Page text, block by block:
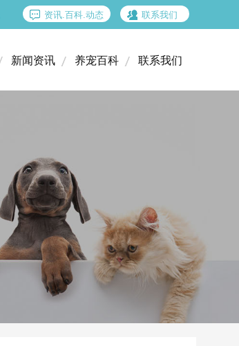
资讯.百科.动态 联系我们
小动物牙科门诊
新闻资讯
养宠百科
联系我们